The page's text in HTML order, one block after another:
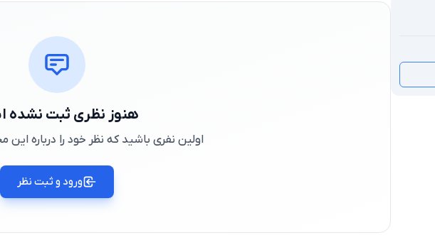
هنوز نظری ثبت نشده
اولین نفری باشید که نظر خود را درباره
ورود و ثبت نظر